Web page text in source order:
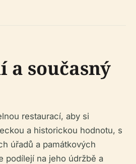
a současný
restaurací, aby si
a historickou hodnotu, s
úřadů a památkových
podílejí na jeho údržbě a